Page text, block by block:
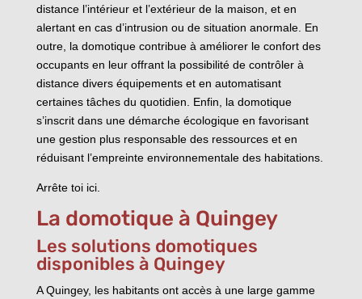
distance l’intérieur et l’extérieur de la maison, et en
alertant en cas d’intrusion ou de situation anormale. En
outre, la domotique contribue à améliorer le confort des
occupants en leur offrant la possibilité de contrôler à
distance divers équipements et en automatisant
certaines tâches du quotidien. Enfin, la domotique
s’inscrit dans une démarche écologique en favorisant
une gestion plus responsable des ressources et en
réduisant l’empreinte environnementale des habitations.
Arrête toi ici.
La domotique à Quingey
Les solutions domotiques
disponibles à Quingey
A Quingey, les habitants ont accès à une large gamme